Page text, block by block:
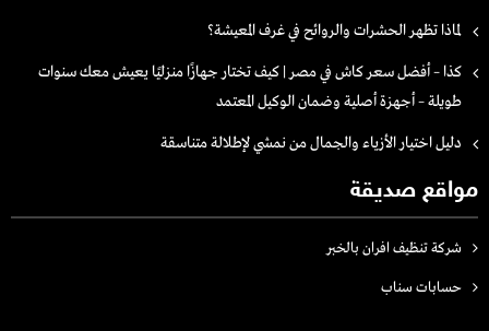
لماذا تظهر الحشرات والروائح في غرف المعيشة؟
كذا – أفضل سعر كاش في مصر | كيف تختار جهازًا منزليًا يعيش معك سنوات
طويلة – أجهزة أصلية وضمان الوكيل المعتمد
دليل اختيار الأزياء والجمال من نمشي لإطلالة متناسقة
مواقع صديقة
شركة تنظيف افران بالخبر
حسابات سناب